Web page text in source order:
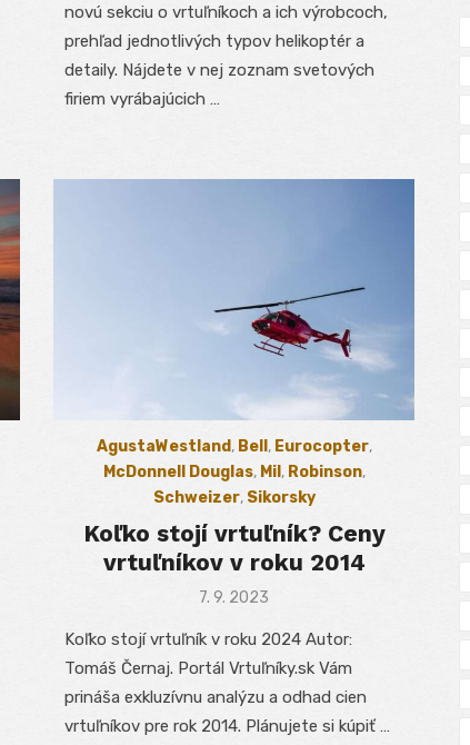
novú sekciu o vrtuľníkoch a ich výrobcoch,
prehľad jednotlivých typov helikoptér a
detaily. Nájdete v nej zoznam svetových
firiem vyrábajúcich …
AgustaWestland, Bell , Eurocopter,
McDonnell Douglas, Mil , Robinson,
Schweizer, Sikorsky
Koľko stojí vrtuľník? Ceny
vrtuľníkov v roku 2014
Posted
7. 9. 2023
Koľko stojí vrtuľník v roku 2024 Autor:
Tomáš Černaj. Portál Vrtuľníky.sk Vám
prináša exkluzívnu analýzu a odhad cien
vrtuľníkov pre rok 2014. Plánujete si kúpiť …